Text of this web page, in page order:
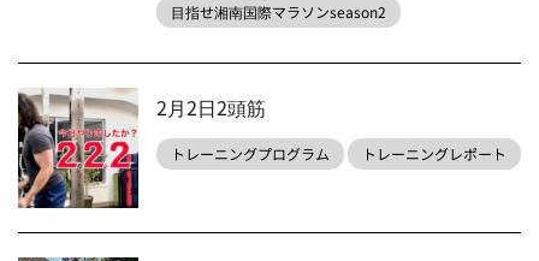
目指せ湘南国際マラソンseason2
2月2日2頭筋
トレーニングプログラム トレーニングレポート